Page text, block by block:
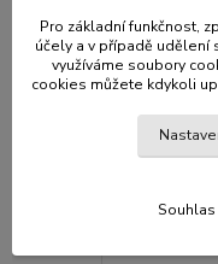
Pro základní funkčnost,
účely a v případě udělení
využíváme soubory
cookies můžete kdykoli